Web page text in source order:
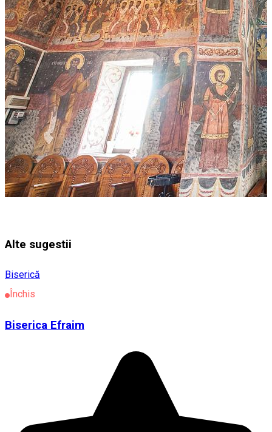
Alte sugestii
Biserică
Închis
Biserica Efraim